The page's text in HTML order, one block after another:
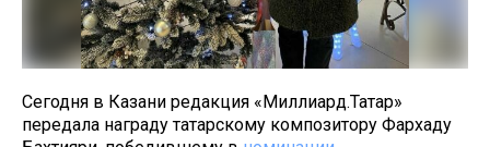
Сегодня в Казани редакция «Миллиард.Татар»
передала награду татарскому композитору Фархаду